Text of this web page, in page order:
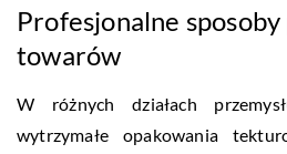
Profesjonalne
towarów
W różnych działach
wytrzymałe opakowania